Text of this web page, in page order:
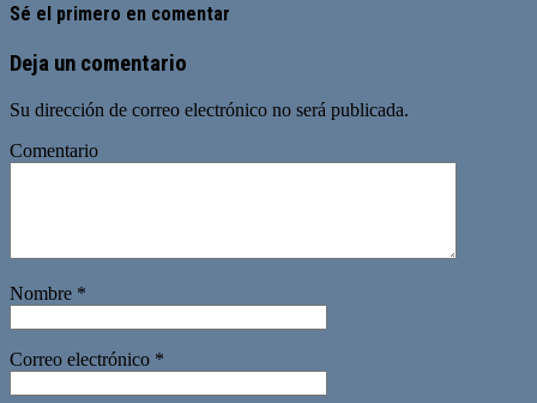
Sé el primero en comentar
Deja un comentario
Su dirección de correo electrónico no será publicada.
Comentario
Nombre *
Correo electrónico *